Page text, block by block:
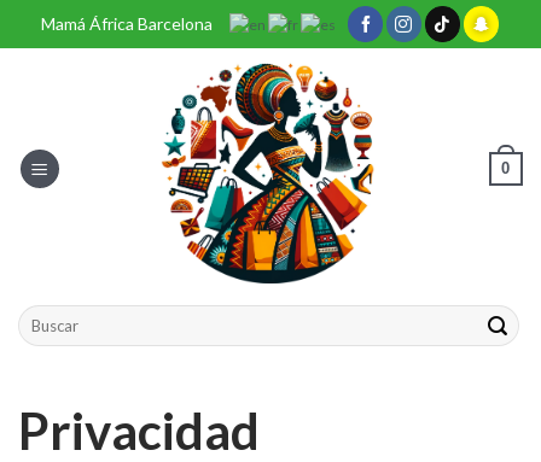
to
Mamá África Barcelona
0
Buscar
por:
Privacidad